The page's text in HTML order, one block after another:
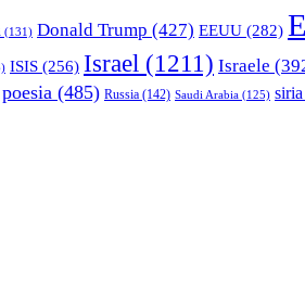
(131) Donald Trump (427) EEUU (282)
ISIS (256) Israel (1211) Israele
poesia (485) Russia (142) Saudi Arabia (125) siria